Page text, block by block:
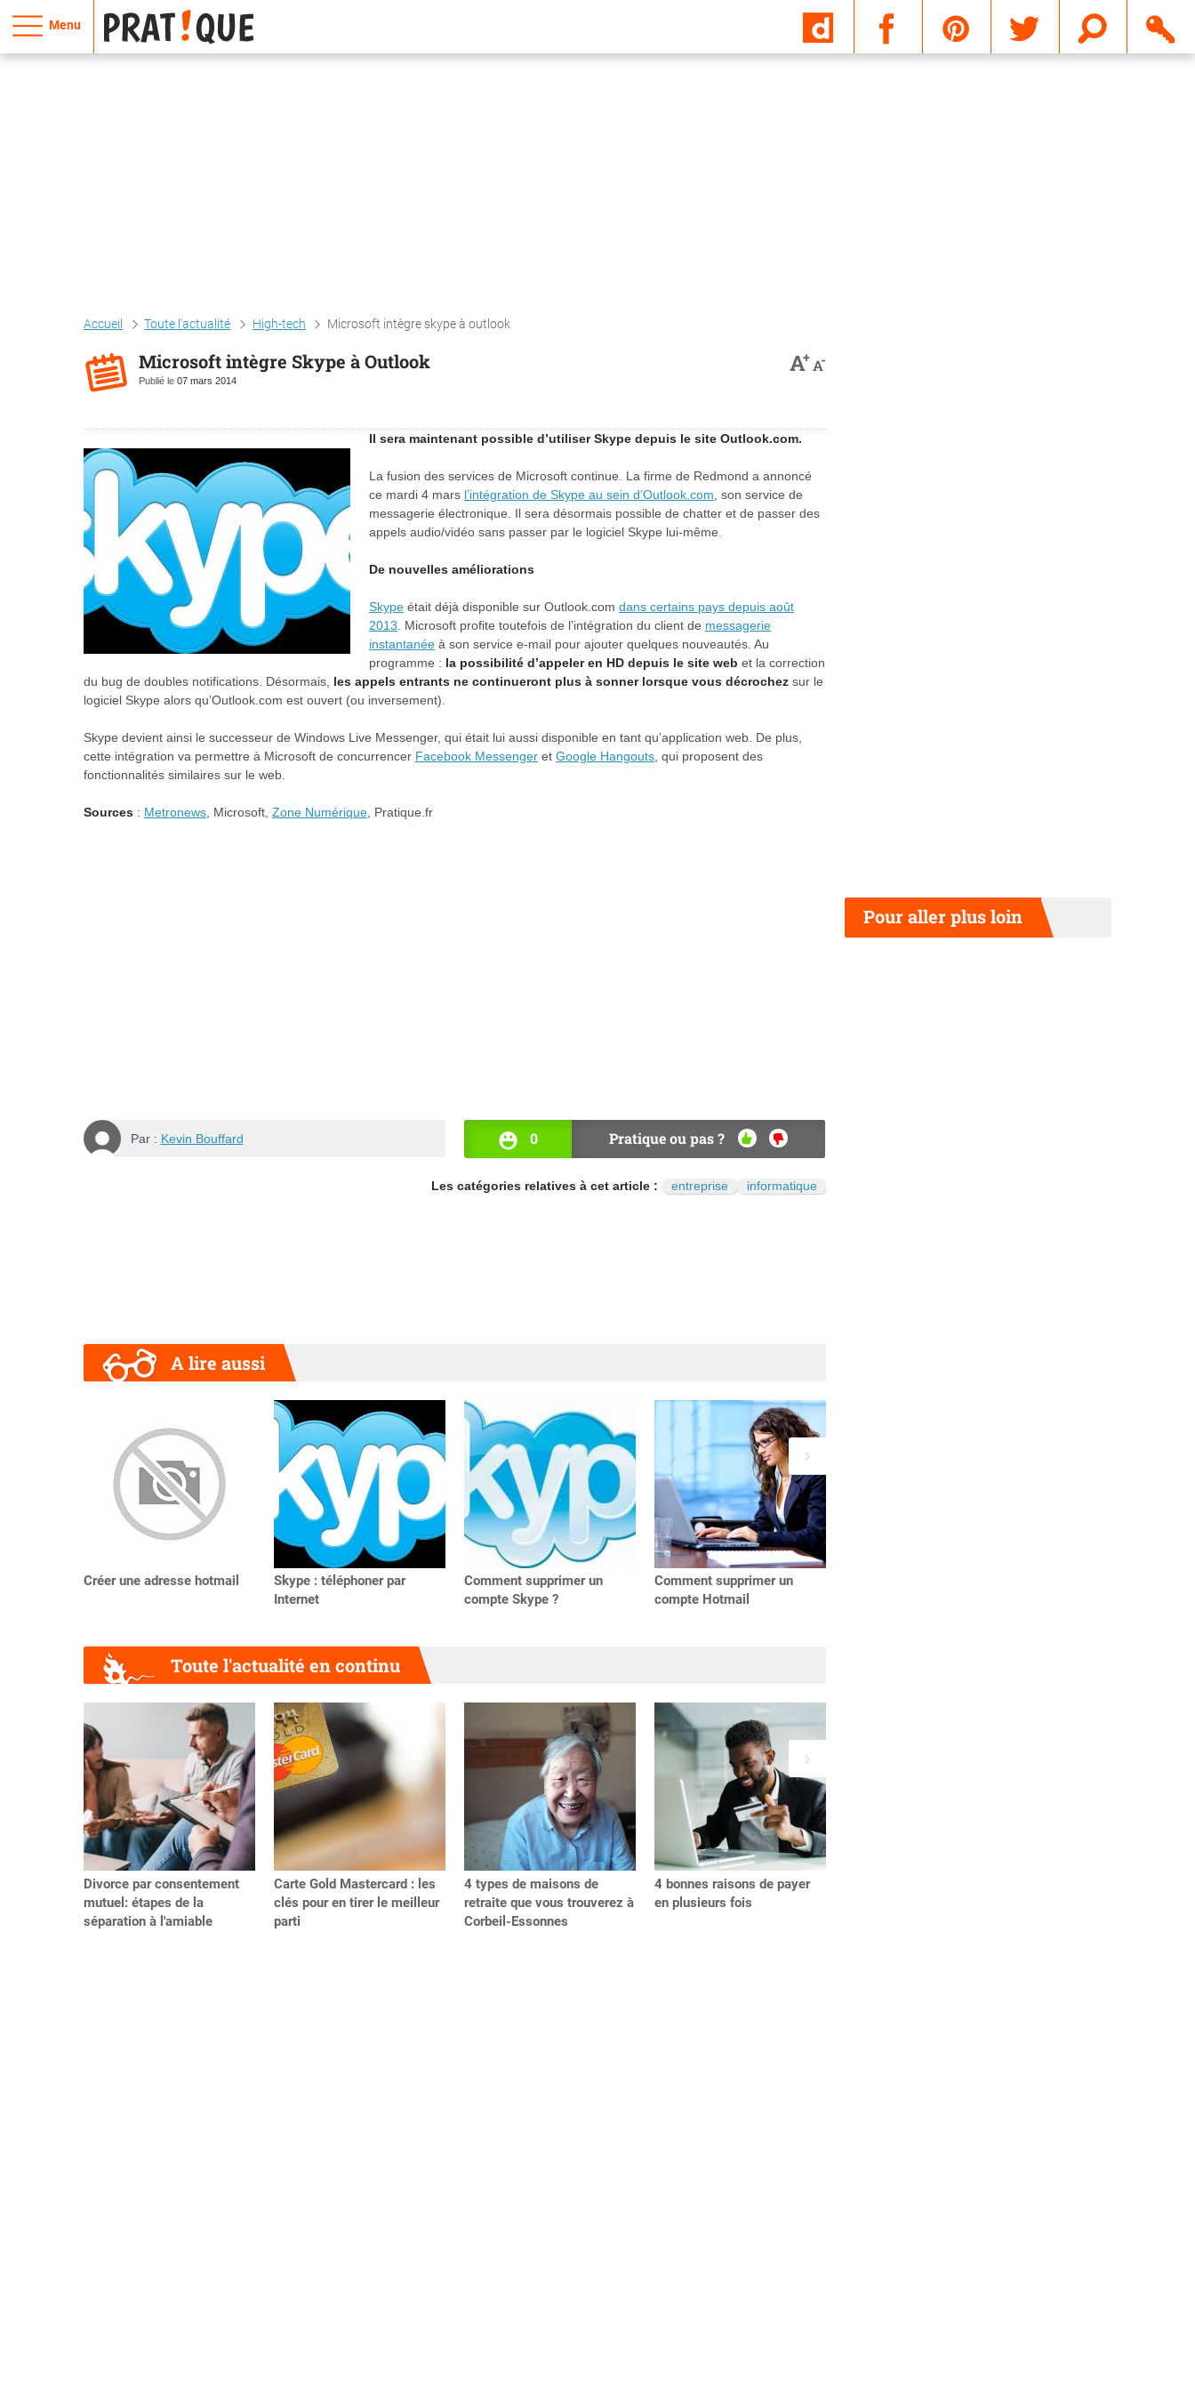
Menu
Accueil Toute l'actualité High-tech Microsoft intègre skype à outlook
Microsoft intègre Skype à Outlook
Publié le 07 mars 2014
A+A-
Il sera maintenant possible d’utiliser Skype depuis le site Outlook.com.
La fusion des services de Microsoft continue. La firme de Redmond a annoncé
ce mardi 4 mars l’intégration de Skype au sein d’Outlook.com , son service de
messagerie électronique. Il sera désormais possible de chatter et de passer des
appels audio/vidéo sans passer par le logiciel Skype lui-même.
De nouvelles améliorations
Skype était déjà disponible sur Outlook.com dans certains pays depuis août
2013 . Microsoft profite toutefois de l’intégration du client de messagerie
instantanée à son service e-mail pour ajouter quelques nouveautés. Au
programme : la possibilité d’appeler en HD depuis le site web et la correction
du bug de doubles notifications. Désormais, les appels entrants ne continueront plus à sonner lorsque vous décrochez sur le
logiciel Skype alors qu’Outlook.com est ouvert (ou inversement).
Skype devient ainsi le successeur de Windows Live Messenger, qui était lui aussi disponible en tant qu’application web. De plus,
cette intégration va permettre à Microsoft de concurrencer Facebook Messenger et Google Hangouts , qui proposent des
fonctionnalités similaires sur le web.
Sources : Metronews , Microsoft, Zone Numérique , Pratique.fr
Par : Kevin Bouffard 0 Pratique ou pas ?
OUI NON
Les catégories relatives à cet article : entreprise informatique
A lire aussi
Créer une adresse hotmail
Skype : téléphoner par
Internet
Comment supprimer un
compte Skype ?
Comment supprimer un
compte Hotmail
Toute l'actualité en continu
Divorce par consentement
mutuel: étapes de la
séparation à l'amiable
Carte Gold Mastercard : les
clés pour en tirer le meilleur
parti
4 types de maisons de
retraite que vous trouverez à
Corbeil-Essonnes
4 bonnes raisons de payer
en plusieurs fois
Précédent
Pour aller plus loin